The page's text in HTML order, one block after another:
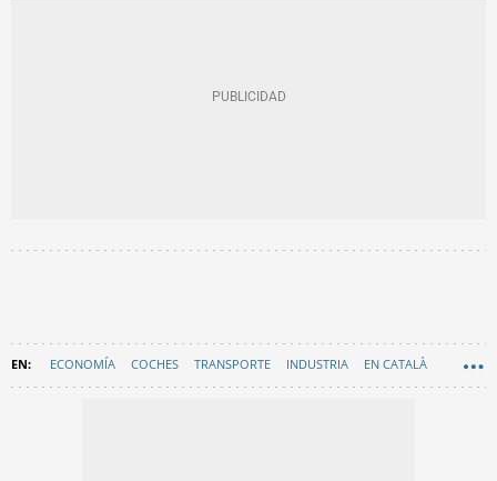
ECONOMÍA COCHES TRANSPORTE INDUSTRIA EN CATALÀ